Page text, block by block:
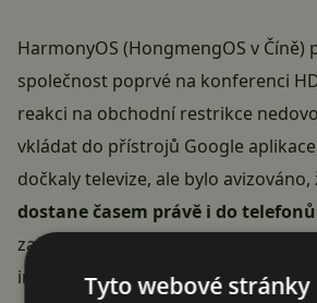
HarmonyOS (HongmengOS v Číně)
společnost poprvé na konferenci
reakci na obchodní restrikce
vkládat do přístrojů Google
dočkaly televize, ale bylo avizováno,
dostane časem právě i do telefonů
začíná 10. září a možná se během ní
info o tom, kdy bude HarmonyOS
Tyto webové stránky